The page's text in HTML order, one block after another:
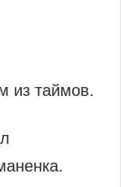
из таймов.​